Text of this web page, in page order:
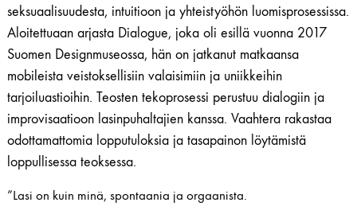
seksuaalisuudesta, intuitioon ja yhteistyöhön luomisprosessissa.
Aloitettuaan arjasta Dialogue, joka oli esillä vuonna 2017
Suomen Designmuseossa, hän on jatkanut matkaansa
mobileista veistoksellisiin valaisimiin ja uniikkeihin
tarjoiluastioihin. Teosten tekoprosessi perustuu dialogiin ja
improvisaatioon lasinpuhaltajien kanssa. Vaahtera rakastaa
odottamattomia lopputuloksia ja tasapainon löytämistä
loppullisessa teoksessa.
”Lasi on kuin minä, spontaania ja orgaanista.